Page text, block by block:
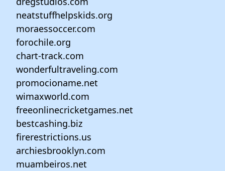
neatstuffhelpskids.org
moraessoccer.com
forochile.org
chart-track.com
wonderfultraveling.com
promocioname.net
wimaxworld.com
freeonlinecricketgames.net
bestcashing.biz
firerestrictions.us
archiesbrooklyn.com
muambeiros.net